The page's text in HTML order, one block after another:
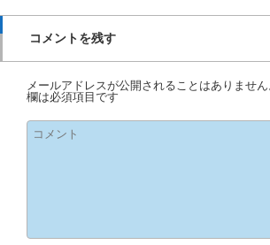
コメントを残す
メールアドレスが公開されることはありません
欄は必須項目です